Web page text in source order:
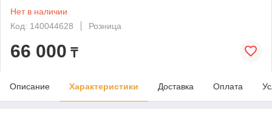
Нет в наличии
Код: 140044628
Розница
66 000 ₸
Описание Характеристики Доставка Оплата